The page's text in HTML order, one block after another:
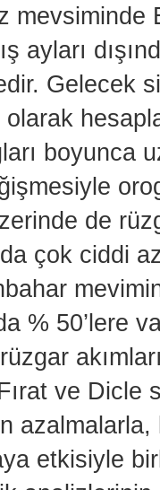
mevsiminde
ayları
Gelecek
boyunca
de
çok ciddi
% 50’lere
ve Dicle
azalmalarla,
etkisiyle